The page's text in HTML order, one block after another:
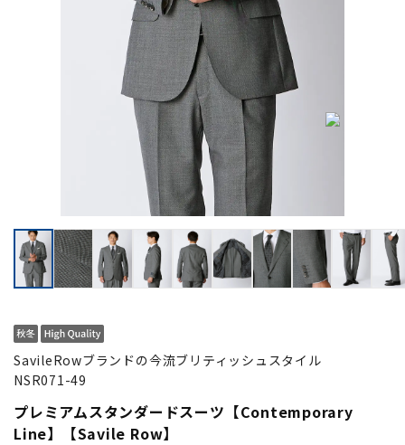
SavileRowブランドの今流ブリティッシュスタイル
NSR071-49
プレミアムスタンダードスーツ【Contemporary
Line】【Savile Row】